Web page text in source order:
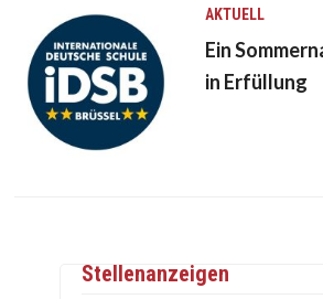
AKTUELL
Ein
in Erfüllung
Stellenanzeigen